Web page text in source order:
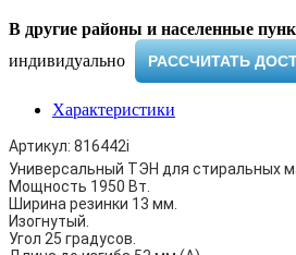
В другие районы и населенные
индивидуально ​
РАССЧИТАТЬ
Характеристики
Артикул: 816442i
Универсальный ТЭН для стиральных
Мощность 1950 Вт.
Ширина резинки 13 мм.
Изогнутый.
Угол 25 градусов.